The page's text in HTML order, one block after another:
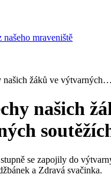
našeho mraveniště
našich žáků ve výtvarných…
našich
se zapojily do
a Zdravá svačinka.